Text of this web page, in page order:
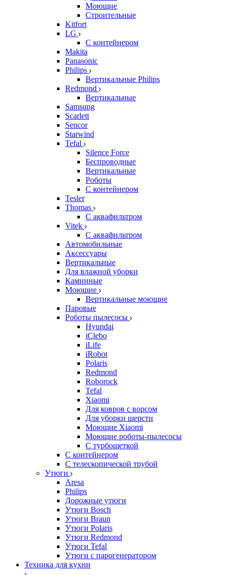
Моющие
Строительные
Kitfort
LG
С контейнером
Makita
Panasonic
Philips
Вертикальные Philips
Redmond
Вертикальные
Samsung
Scarlett
Sencor
Starwind
Tefal
Silence Force
Беспроводные
Вертикальные
Роботы
С контейнером
Tesler
Thomas
С аквафильтром
Vitek
С аквафильтром
Автомобильные
Аксессуары
Вертикальные
Для влажной уборки
Каминные
Моющие
Вертикальные моющие
Паровые
Роботы пылесосы
Hyundai
iClebo
iLife
iRobot
Polaris
Redmond
Roborock
Tefal
Xiaomi
Для ковров с ворсом
Для уборки шерсти
Моющие Xiaomi
Моющие роботы-пылесосы
С турбощеткой
С контейнером
С телескопической трубой
Утюги
Aresa
Philips
Дорожные утюги
Утюги Bosch
Утюги Braun
Утюги Polaris
Утюги Redmond
Утюги Tefal
Утюги с парогенератором
Техника для кухни